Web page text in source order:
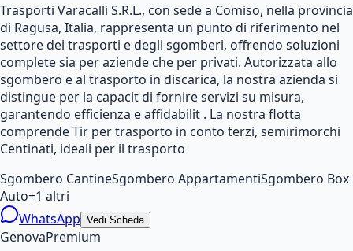
Trasporti Varacalli S.R.L., con sede a Comiso, nella provincia
di Ragusa, Italia, rappresenta un punto di riferimento nel
settore dei trasporti e degli sgomberi, offrendo soluzioni
complete sia per aziende che per privati. Autorizzata allo
sgombero e al trasporto in discarica, la nostra azienda si
distingue per la capacit di fornire servizi su misura,
garantendo efficienza e affidabilit . La nostra flotta
comprende Tir per trasporto in conto terzi, semirimorchi
Centinati, ideali per il trasporto
Sgombero CantineSgombero AppartamentiSgombero Box
Auto+1 altri
WhatsApp Vedi Scheda
GenovaPremium